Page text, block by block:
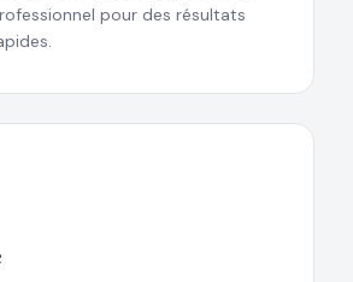
pour des résultats